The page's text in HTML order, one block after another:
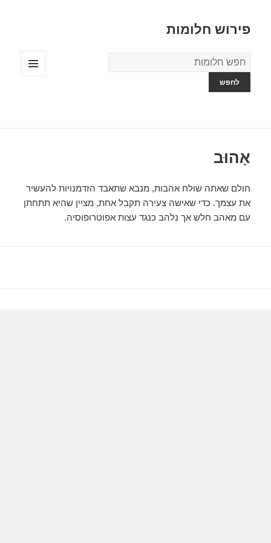
פירוש חלומות
מילון
החלומות
אָהוּב
חולם שאתה שולח אהבות, מנבא שתאבד הזדמנויות להעשיר
את עצמך. כדי שאישה צעירה תקבל אחת, מציין שהיא תתחתן
עם מאהב חלש אך נלהב כנגד עצות אפוטרופוסיה.